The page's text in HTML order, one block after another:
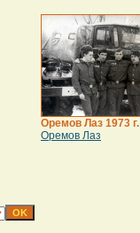
Оремов Лаз 1973 г.
Оремов Лаз